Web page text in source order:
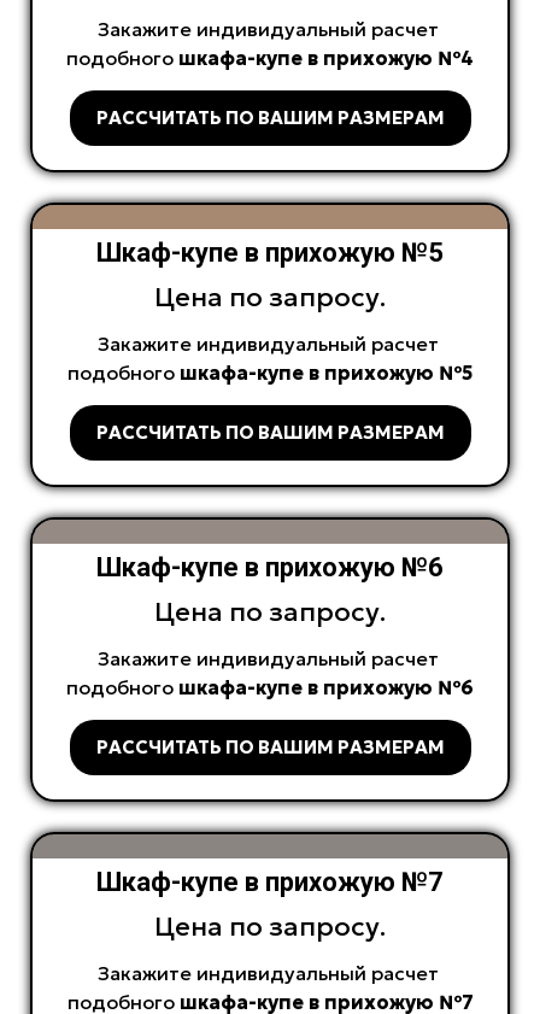
Закажите индивидуальный расчет
подобного шкафа-купе в прихожую №4
РАССЧИТАТЬ ПО ВАШИМ РАЗМЕРАМ
Шкаф-купе в прихожую №5
Цена по запросу.
Закажите индивидуальный расчет
подобного шкафа-купе в прихожую №5
РАССЧИТАТЬ ПО ВАШИМ РАЗМЕРАМ
Шкаф-купе в прихожую №6
Цена по запросу.
Закажите индивидуальный расчет
подобного шкафа-купе в прихожую №6
РАССЧИТАТЬ ПО ВАШИМ РАЗМЕРАМ
Шкаф-купе в прихожую №7
Цена по запросу.
Закажите индивидуальный расчет
подобного шкафа-купе в прихожую №7